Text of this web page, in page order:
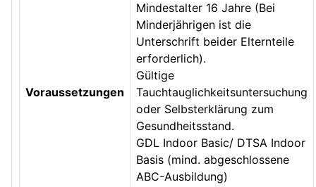
Voraussetzungen
Mindestalter 16 Jahre (Bei
Minderjährigen ist die
Unterschrift beider Elternteile
erforderlich).
Gültige
Tauchtauglichkeitsuntersuchung
oder Selbsterklärung zum
Gesundheitsstand.
GDL Indoor Basic/ DTSA Indoor
Basis (mind. abgeschlossene
ABC-Ausbildung)